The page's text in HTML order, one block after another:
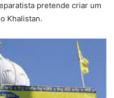
pretende criar um
Khalistan.